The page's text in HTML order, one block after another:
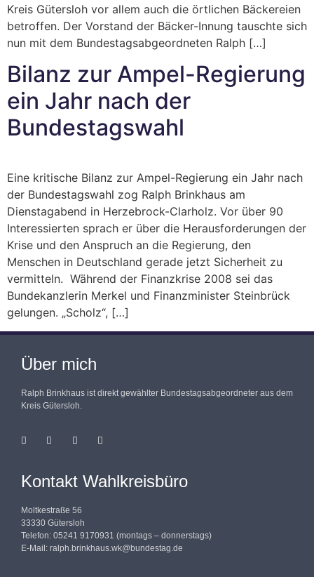
Kreis Gütersloh vor allem auch die örtlichen Bäckereien
betroffen. Der Vorstand der Bäcker-Innung tauschte sich
nun mit dem Bundestagsabgeordneten Ralph […]
Bilanz zur Ampel-Regierung
ein Jahr nach der
Bundestagswahl
Eine kritische Bilanz zur Ampel-Regierung ein Jahr nach
der Bundestagswahl zog Ralph Brinkhaus am
Dienstagabend in Herzebrock-Clarholz. Vor über 90
Interessierten sprach er über die Herausforderungen der
Krise und den Anspruch an die Regierung, den
Menschen in Deutschland gerade jetzt Sicherheit zu
vermitteln. Während der Finanzkrise 2008 sei das
Bundekanzlerin Merkel und Finanzminister Steinbrück
gelungen. „Scholz“, […]
Über mich
Ralph Brinkhaus ist direkt gewählter Bundestagsabgeordneter aus dem
Kreis Gütersloh.
Kontakt Wahlkreisbüro
Moltkestraße 56
33330 Gütersloh
Telefon: 05241 9170931 (montags – donnerstags)
E-Mail: ralph.brinkhaus.wk@bundestag.de